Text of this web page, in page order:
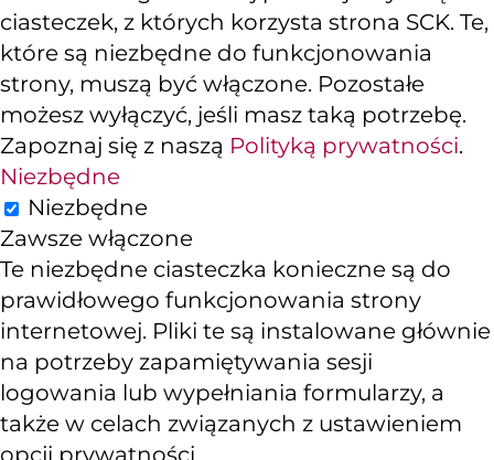
ciasteczek, z których korzysta strona SCK. Te,
które są niezbędne do funkcjonowania
strony, muszą być włączone. Pozostałe
możesz wyłączyć, jeśli masz taką potrzebę.
Zapoznaj się z naszą Polityką prywatności.
Niezbędne
Niezbędne
Zawsze włączone
Te niezbędne ciasteczka konieczne są do
prawidłowego funkcjonowania strony
internetowej. Pliki te są instalowane głównie
na potrzeby zapamiętywania sesji
logowania lub wypełniania formularzy, a
także w celach związanych z ustawieniem
opcji prywatności.